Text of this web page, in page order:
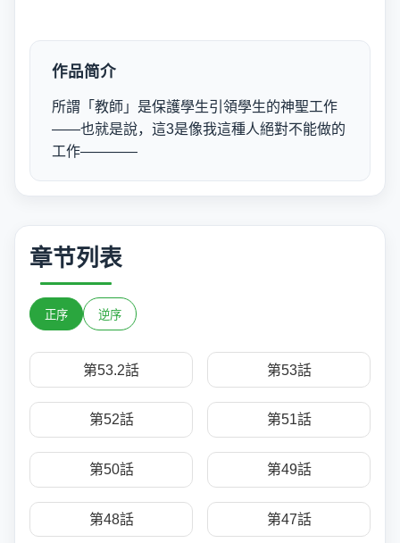
作品简介
所謂「教師」是保護學生引領學生的神聖工作
——也就是說，這3是像我這種人絕對不能做的
工作————
章节列表
正序 逆序
第53.2話 第53話
第52話 第51話
第50話 第49話
第48話 第47話